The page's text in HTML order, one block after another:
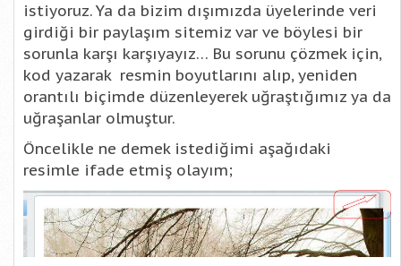
istiyoruz. Ya da bizim dışımızda üyelerinde veri
girdiği bir paylaşım sitemiz var ve böylesi bir
sorunla karşı karşıyayız… Bu sorunu çözmek için,
kod yazarak resmin boyutlarını alıp, yeniden
orantılı biçimde düzenleyerek uğraştığımız ya da
uğraşanlar olmuştur.
Öncelikle ne demek istediğimi aşağıdaki
resimle ifade etmiş olayım;